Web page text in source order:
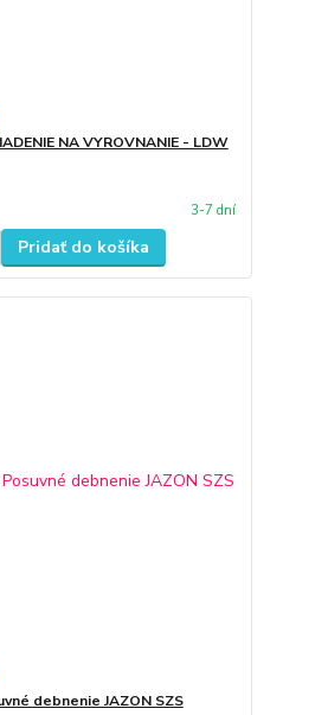
NA VYROVNANIE - LDW
3-7 dní
Pridať do košíka
debnenie JAZON SZS